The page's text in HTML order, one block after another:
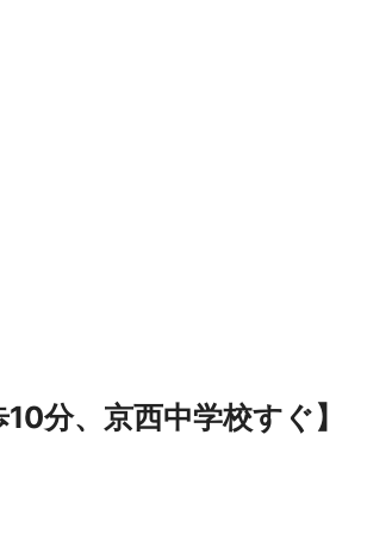
分、京西中学校すぐ】